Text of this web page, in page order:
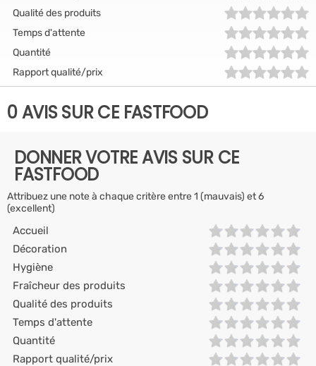
Qualité des produits
Temps d'attente
Quantité
Rapport qualité/prix
0 AVIS SUR CE FASTFOOD
DONNER VOTRE AVIS SUR CE
FASTFOOD
Attribuez une note à chaque critère entre 1 (mauvais) et 6
(excellent)
Accueil
Décoration
Hygiène
Fraîcheur des produits
Qualité des produits
Temps d'attente
Quantité
Rapport qualité/prix